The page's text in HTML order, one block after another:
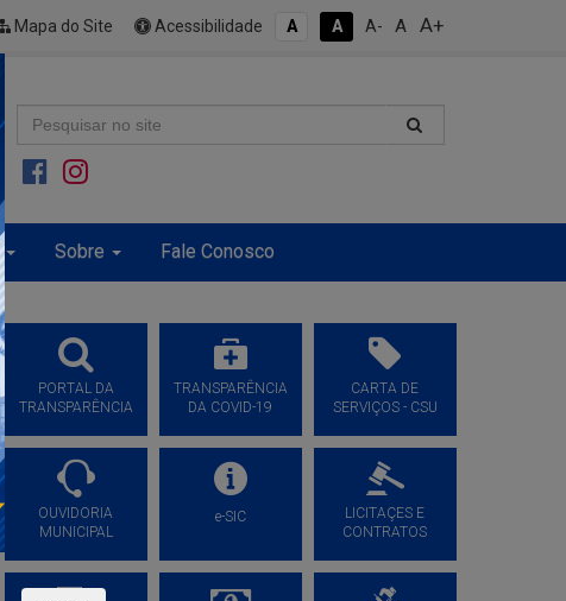
Mapa do Site Acessibilidade A A A- A A+
Sobre Fale Conosco
PORTAL DA
TRANSPARÊNCIA
TRANSPARÊNCIA
DA COVID-19
CARTA DE
SERVIÇOS - CSU
OUVIDORIA
MUNICIPAL
e-SIC
LICITAÇES E
CONTRATOS